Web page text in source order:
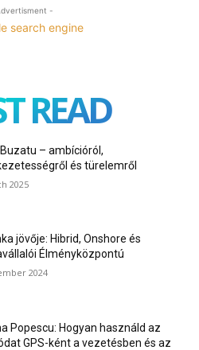
-
READ
– ambícióról,
és türelemről
2025
jövője: Hibrid, Onshore és
Élményközpontú
2024
Popescu: Hogyan használd az
GPS-ként a vezetésben és az